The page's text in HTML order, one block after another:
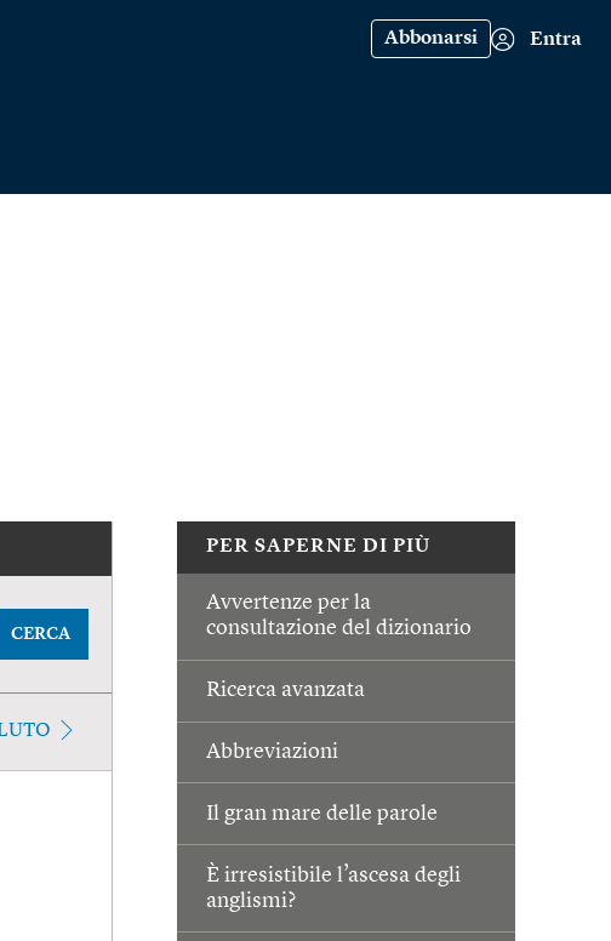
Abbonarsi Entra
PER SAPERNE DI PIÙ
Avvertenze per la
consultazione del dizionario
Ricerca avanzata
Abbreviazioni
Il gran mare delle parole
È irresistibile l’ascesa degli
anglismi?
CERCA